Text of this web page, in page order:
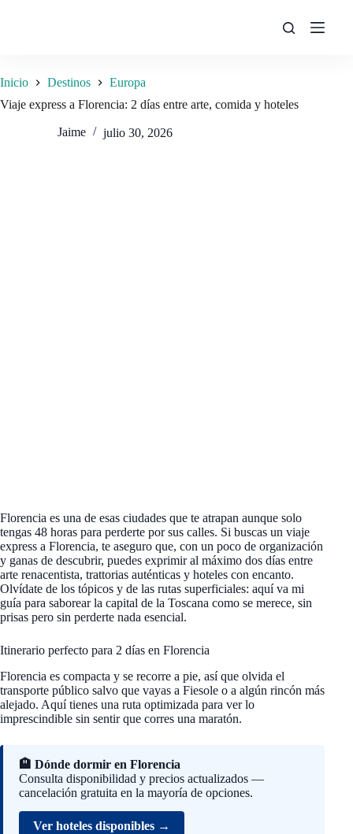
Inicio Destinos
Europa
Viaje express a Florencia: 2 días entre arte, comida y hoteles
Jaime julio 30, 2026
Florencia es una de esas ciudades que te atrapan aunque solo
tengas 48 horas para perderte por sus calles. Si buscas un viaje
express a Florencia, te aseguro que, con un poco de organización
y ganas de descubrir, puedes exprimir al máximo dos días entre
arte renacentista, trattorias auténticas y hoteles con encanto.
Olvídate de los tópicos y de las rutas superficiales: aquí va mi
guía para saborear la capital de la Toscana como se merece, sin
prisas pero sin perderte nada esencial.
Itinerario perfecto para 2 días en Florencia
Florencia es compacta y se recorre a pie, así que olvida el
transporte público salvo que vayas a Fiesole o a algún rincón más
alejado. Aquí tienes una ruta optimizada para ver lo
imprescindible sin sentir que corres una maratón.
🏨 Dónde dormir en Florencia
Consulta disponibilidad y precios actualizados —
cancelación gratuita en la mayoría de opciones.
Ver hoteles disponibles →